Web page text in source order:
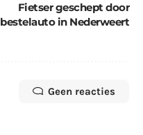
Fietser geschept door
bestelauto in Nederweert
Geen reacties